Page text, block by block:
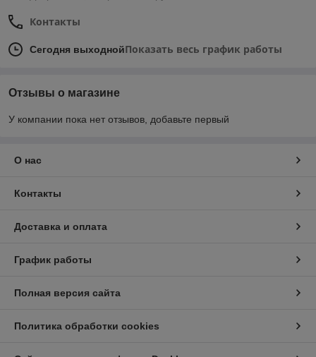
Контакты
Сегодня выходнойПоказать весь график работы
Отзывы о магазине
У компании пока нет отзывов, добавьте первый
О нас
Контакты
Доставка и оплата
График работы
Полная версия сайта
Политика обработки cookies